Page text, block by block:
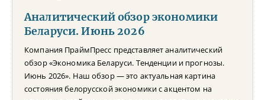
Аналитический обзор экономики
Беларуси. Июнь 2026
Компания ПраймПресс представляет аналитический
обзор «Экономика Беларуси. Тенденции и прогнозы.
Июнь 2026». Наш обзор — это актуальная картина
состояния белорусской экономики с акцентом на